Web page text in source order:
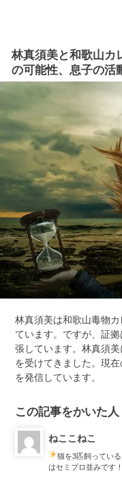
林真須美と和歌山カ
の可能性、息子の活
林真須美は和歌山毒物
ています。ですが、証
張しています。林真須
を受けてきました。現
を発信しています。
この記事をかいた人
ねここねこ
猫を3匹飼ってい
はセミプロ並みです！